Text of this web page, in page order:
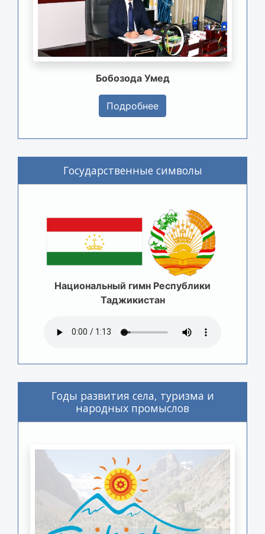
Бобозода Умед
Подробнее
Государственные символы
Национальный гимн Республики
Таджикистан
Годы развития села, туризма и
народных промыслов